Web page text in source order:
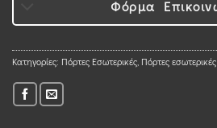
Φόρμα
Κατηγορίες: Πόρτες Εσωτερικές Πόρτες